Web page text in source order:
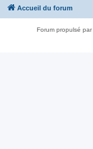
Accueil du forum
Forum propulsé par